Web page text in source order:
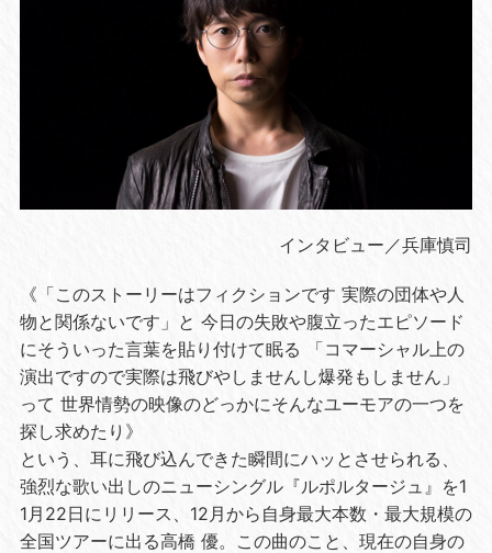
インタビュー／兵庫慎司
《「このストーリーはフィクションです 実際の団体や人
物と関係ないです」と 今日の失敗や腹立ったエピソード
にそういった言葉を貼り付けて眠る 「コマーシャル上の
演出ですので実際は飛びやしませんし爆発もしません」
って 世界情勢の映像のどっかにそんなユーモアの一つを
探し求めたり》
という、耳に飛び込んできた瞬間にハッとさせられる、
強烈な歌い出しのニューシングル『ルポルタージュ』を1
1月22日にリリース、12月から自身最大本数・最大規模の
全国ツアーに出る高橋 優。この曲のこと、現在の自身の